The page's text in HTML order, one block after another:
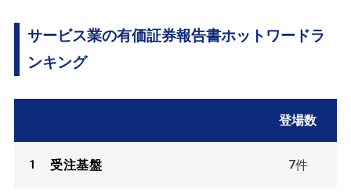
サービス業の有価証券報告書ホットワードラ
ンキング
登場数
1 受注基盤 7件